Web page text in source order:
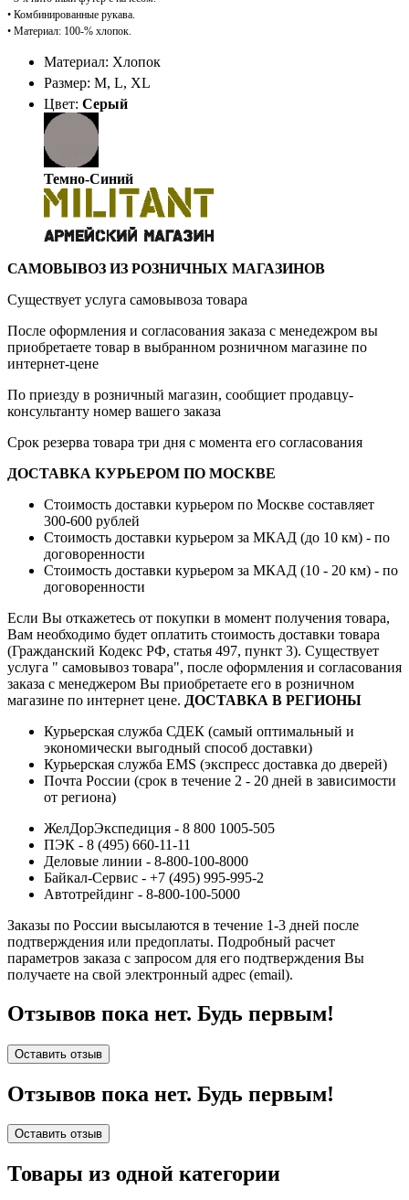
• Комбинированные рукава.
• Материал: 100-% хлопок.
Материал: Хлопок
Размер: M, L, XL
Цвет: Серый
Темно-Синий
САМОВЫВОЗ ИЗ РОЗНИЧНЫХ МАГАЗИНОВ
Существует услуга самовывоза товара
После оформления и согласования заказа с менедежром вы
приобретаете товар в выбранном розничном магазине по
интернет-цене
По приезду в розничный магазин, сообщиет продавцу-
консультанту номер вашего заказа
Срок резерва товара три дня с момента его согласования
ДОСТАВКА КУРЬЕРОМ ПО МОСКВЕ
Стоимость доставки курьером по Москве составляет
300-600 рублей
Стоимость доставки курьером за МКАД (до 10 км) - по
договоренности
Стоимость доставки курьером за МКАД (10 - 20 км) - по
договоренности
Если Вы откажетесь от покупки в момент получения товара,
Вам необходимо будет оплатить стоимость доставки товара
(Гражданский Кодекс РФ, статья 497, пункт 3). Существует
услуга " самовывоз товара", после оформления и согласования
заказа с менеджером Вы приобретаете его в розничном
магазине по интернет цене. ДОСТАВКА В РЕГИОНЫ
Курьерская служба СДЕК (самый оптимальный и
экономически выгодный способ доставки)
Курьерская служба EMS (экспресс доставка до дверей)
Почта России (срок в течение 2 - 20 дней в зависимости
от региона)
ЖелДорЭкспедиция - 8 800 1005-505
ПЭК - 8 (495) 660-11-11
Деловые линии - 8-800-100-8000
Байкал-Сервис - +7 (495) 995-995-2
Автотрейдинг - 8-800-100-5000
Заказы по России высылаются в течение 1-3 дней после
подтверждения или предоплаты. Подробный расчет
параметров заказа с запросом для его подтверждения Вы
получаете на свой электронный адрес (email).
Отзывов пока нет. Будь первым!
Оставить отзыв
Отзывов пока нет. Будь первым!
Оставить отзыв
Товары из одной категории